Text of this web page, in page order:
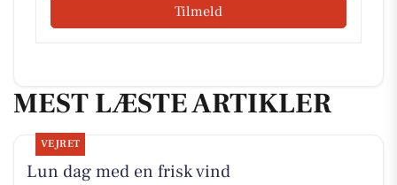
Tilmeld
MEST LÆSTE ARTIKLER
VEJRET
Lun dag med en frisk vind